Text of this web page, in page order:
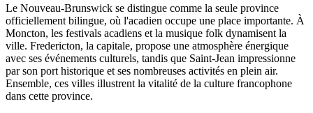
Le Nouveau-Brunswick se distingue comme la seule province
officiellement bilingue, où l'acadien occupe une place importante. À
Moncton, les festivals acadiens et la musique folk dynamisent la
ville. Fredericton, la capitale, propose une atmosphère énergique
avec ses événements culturels, tandis que Saint-Jean impressionne
par son port historique et ses nombreuses activités en plein air.
Ensemble, ces villes illustrent la vitalité de la culture francophone
dans cette province.